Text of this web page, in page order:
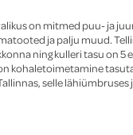
on mitmed puu- ja
ja palju muud.
ning kulleri tasu on 5
kohaletoimetamine
selle lähiümbruses